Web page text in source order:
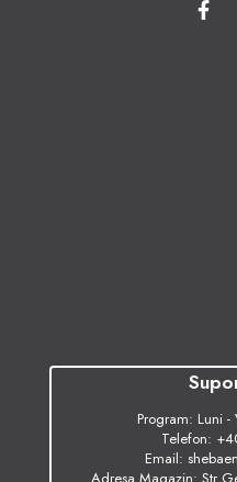
Program: Luni
Telefon:
Email: